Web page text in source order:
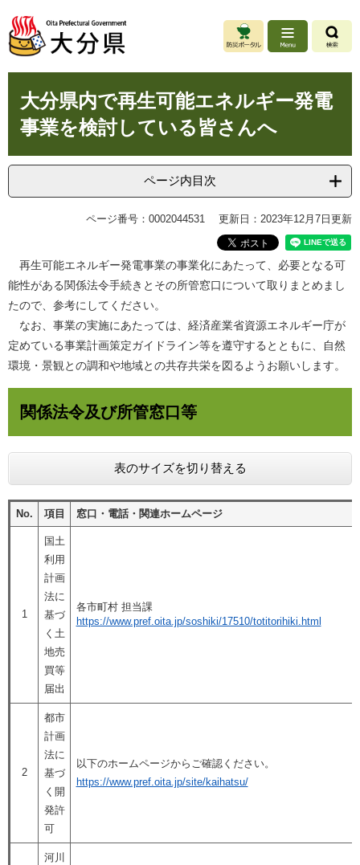
ジ
先
ュ
を
本
へ
大分県内で再生可能エネルギー発電
事業を検討している皆さんへ
ページ内目次
ページ番号：0002044531 更新日：2023年12月7日更新
再生可能エネルギー発電事業の事業化にあたって、必要となる可
能性がある関係法令手続きとその所管窓口について取りまとめまし
たので、参考にしてください。
なお、事業の実施にあたっては、経済産業省資源エネルギー庁が
定めている事業計画策定ガイドライン等を遵守するとともに、自然
環境・景観との調和や地域との共存共栄を図るようお願いします。
関係法令及び所管窓口等
表のサイズを切り替える
No. 項目 窓口・電話・関連ホームページ
1
国土
利用
計画
法に
基づ
く土
地売
買等
届出
各市町村 担当課
https://www.pref.oita.jp/soshiki/17510/totitorihiki.html
2
都市
計画
法に
基づ
く開
発許
可
以下のホームページからご確認ください。
https://www.pref.oita.jp/site/kaihatsu/
河川